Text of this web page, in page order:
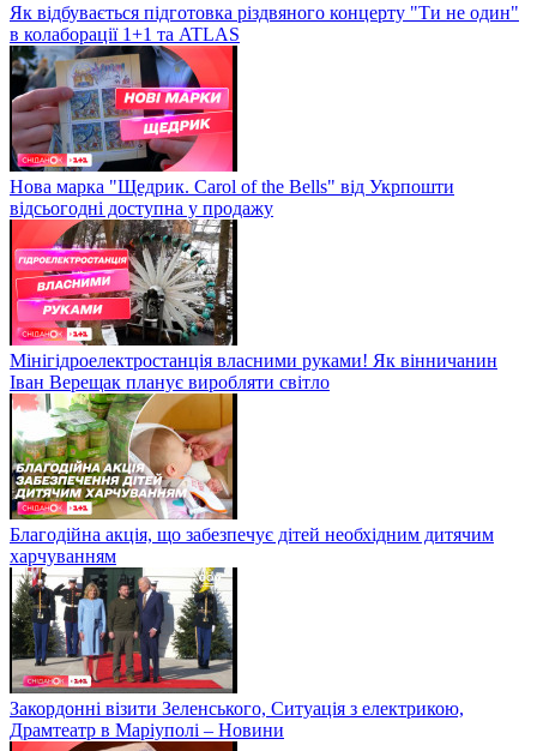
Як відбувається підготовка різдвяного концерту "Ти не один"
в колаборації 1+1 та ATLAS
Нова марка "Щедрик. Carol of the Bells" від Укрпошти
відсьогодні доступна у продажу
Мінігідроелектростанція власними руками! Як вінничанин
Іван Верещак планує виробляти світло
Благодійна акція, що забезпечує дітей необхідним дитячим
харчуванням
Закордонні візити Зеленського, Ситуація з електрикою,
Драмтеатр в Маріуполі – Новини